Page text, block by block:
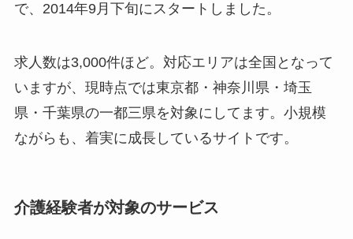
で、2014年9月下旬にスタートしました。
求人数は3,000件ほど。対応エリアは全国となって
いますが、現時点では東京都・神奈川県・埼玉
県・千葉県の一都三県を対象にしてます。小規模
ながらも、着実に成長しているサイトです。
介護経験者が対象のサービス